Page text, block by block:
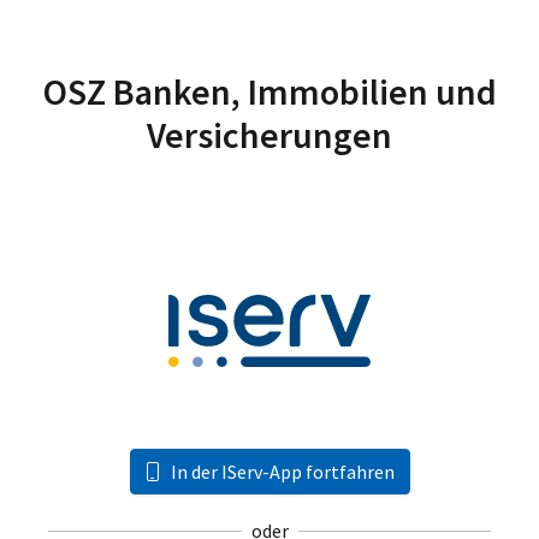
OSZ Banken, Immobilien und
Versicherungen
In der IServ-App fortfahren
oder